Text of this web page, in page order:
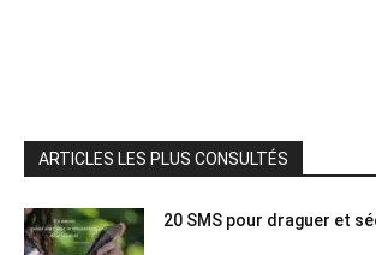
ARTICLES LES PLUS CONSULTÉS
20 SMS pour draguer et